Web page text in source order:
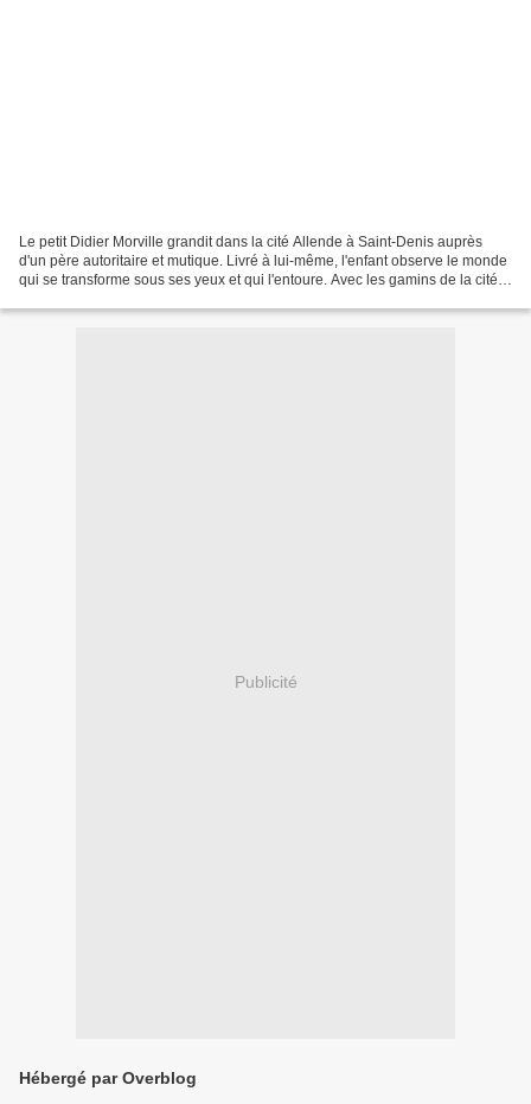
Le petit Didier Morville grandit dans la cité Allende à Saint-Denis auprès
d'un père autoritaire et mutique. Livré à lui-même, l'enfant observe le monde
qui se transforme sous ses yeux et qui l'entoure. Avec les gamins de la cité, il
Publicité
Hébergé par Overblog